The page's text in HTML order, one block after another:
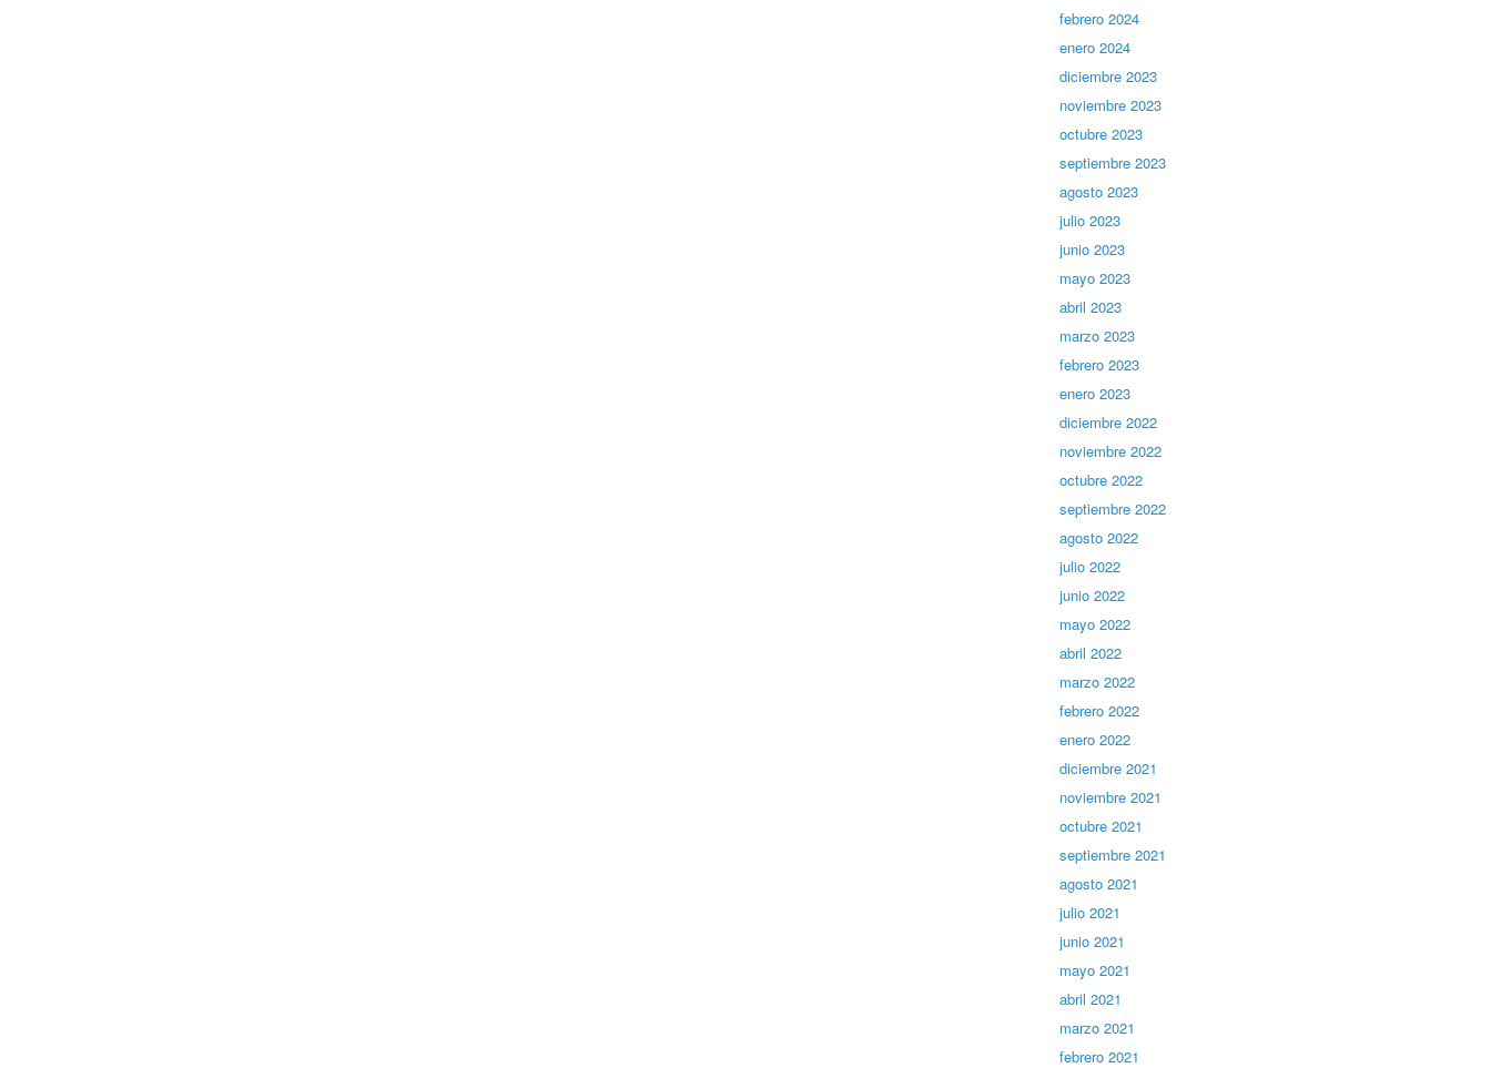
febrero 2024
enero 2024
diciembre 2023
noviembre 2023
octubre 2023
septiembre 2023
agosto 2023
julio 2023
junio 2023
mayo 2023
abril 2023
marzo 2023
febrero 2023
enero 2023
diciembre 2022
noviembre 2022
octubre 2022
septiembre 2022
agosto 2022
julio 2022
junio 2022
mayo 2022
abril 2022
marzo 2022
febrero 2022
enero 2022
diciembre 2021
noviembre 2021
octubre 2021
septiembre 2021
agosto 2021
julio 2021
junio 2021
mayo 2021
abril 2021
marzo 2021
febrero 2021